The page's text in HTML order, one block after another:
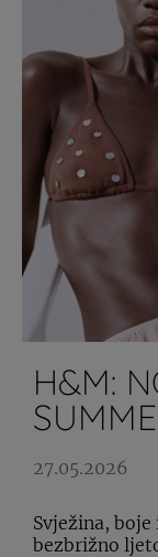
H&M:
27.05.2026
Svježina,
bezbrižno